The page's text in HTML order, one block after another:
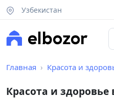
Узбекистан
Главная Красота и
Красота и